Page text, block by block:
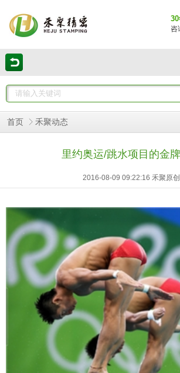
咨
首页 禾聚动态
里约奥运/跳水项目的金
2016-08-09 09:22:16 禾聚原创